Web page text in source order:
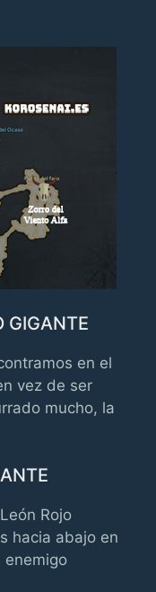
GIGANTE
en el
vez de ser
mucho, la
Rojo
hacia abajo en
enemigo